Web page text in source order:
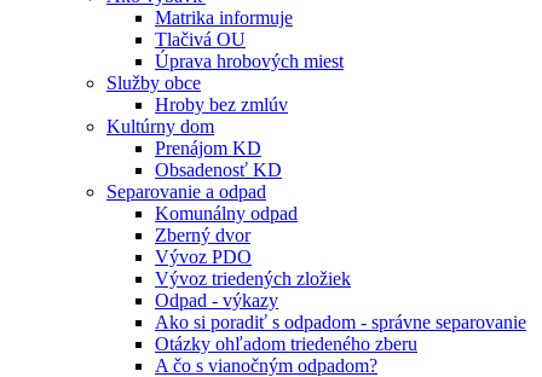
Matrika informuje
Tlačivá OU
Úprava hrobových miest
Služby obce
Hroby bez zmlúv
Kultúrny dom
Prenájom KD
Obsadenosť KD
Separovanie a odpad
Komunálny odpad
Zberný dvor
Vývoz PDO
Vývoz triedených zložiek
Odpad - výkazy
Ako si poradiť s odpadom - správne separovanie
Otázky ohľadom triedeného zberu
A čo s vianočným odpadom?